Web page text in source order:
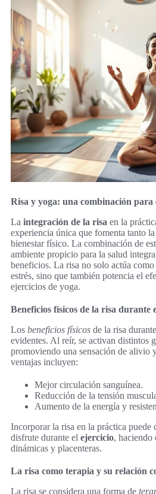
Risa y yoga: una combinación para
La integración de la risa en la
experiencia única que fomenta tanto
bienestar físico. La combinación de
ambiente propicio para la salud
beneficios. La risa no solo actúa
estrés, sino que también potencia el
ejercicios de yoga.
Beneficios físicos de la risa durante
Los beneficios físicos de la risa
evidentes. Al reír, se activan distintos
promoviendo una sensación de alivio
ventajas incluyen:
Mejor circulación sanguínea.
Reducción de la tensión
Aumento de la energía y
Incorporar la risa en la práctica
disfrute durante el ejercicio, haciendo
dinámicas y placenteras.
La risa como terapia y su relación
La risa se considera una forma de